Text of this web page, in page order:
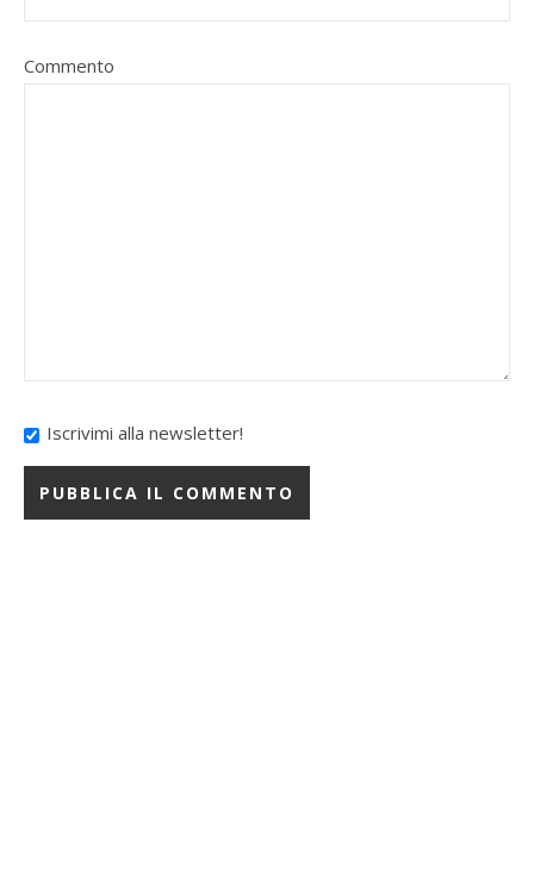
Commento
Iscrivimi alla newsletter!